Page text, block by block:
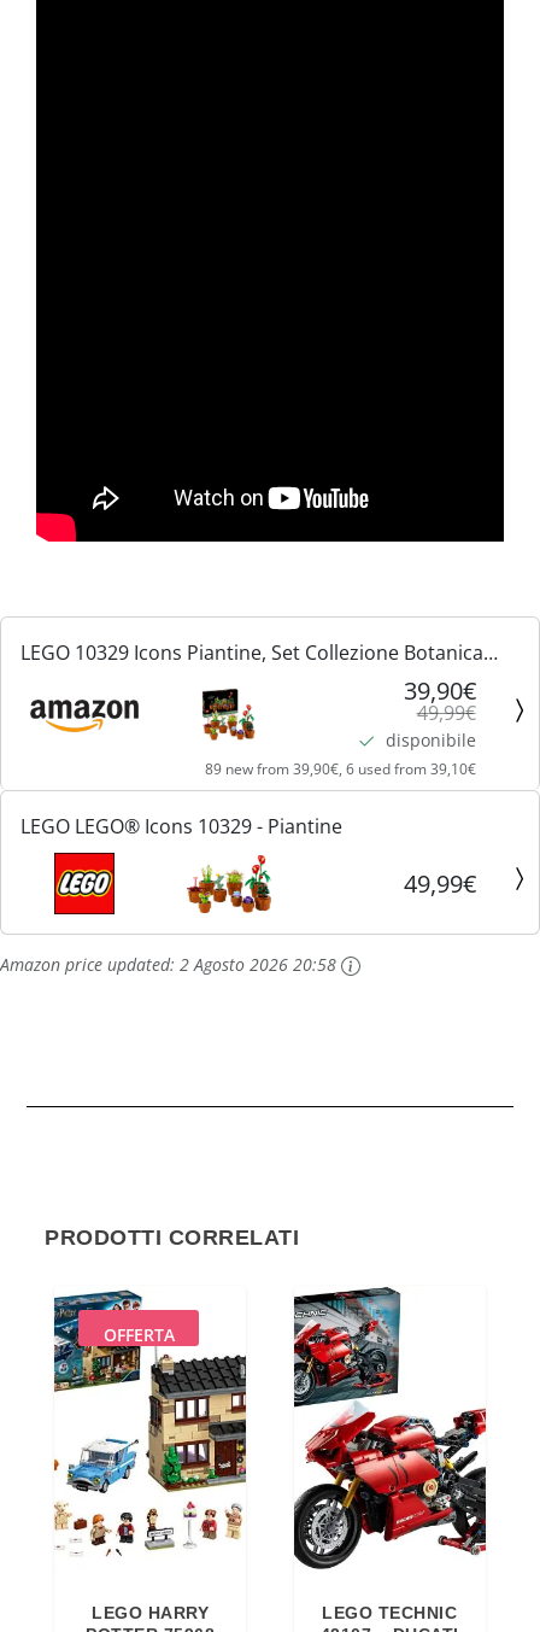
LEGO 10329 Icons Piantine, Set Collezione Botanica
con Fiori Artificiali in Vaso Color Terracotta da
Costruire, Accessorio Decorazione per Casa, Idea
39,90€
49,99€
disponibile
89 new from 39,90€, 6 used from 39,10€
LEGO LEGO® Icons 10329 - Piantine
49,99€
Amazon price updated: 2 Agosto 2026 20:58
PRODOTTI CORRELATI
OFFERTA
LEGO HARRY
LEGO TECHNIC